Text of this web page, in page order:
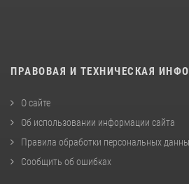
ПРАВОВАЯ И ТЕХНИЧЕСКАЯ
О сайте
Об использовании информации сайта
Правила обработки персональных
Сообщить об ошибках